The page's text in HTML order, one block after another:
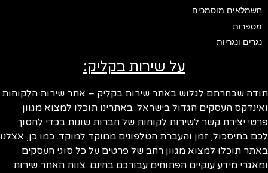
חשמלאים מוסמכים
מספרות
נגרים ונגריות
על שירות בקליק:
שבחרתם לגלוש באתר שירות בקליק – אתר שירות הלקוחות
העסקים הגדול בישראל. באתרינו תוכלו למצוא מגוון
יצירת קשר לשירות לקוחות של חברות שונות בכדי לחסוך
בתיסכול, זמן והעברת הטלפונים ממוקד למוקד. כמו כן, אצלנו
תוכלו למצוא מגוון רחב של פרטים על כל סוגי העסקים
מידע ענקיים הפתוחים עבורכם בחינם. צוות האתר שירות